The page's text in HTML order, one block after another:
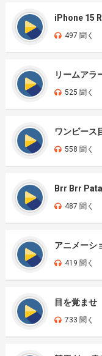
iPhone 15
497 聞く
リームアラ
525 聞く
ワンピース
558 聞く
Brr Brr
487 聞く
アニメーシ
419 聞く
目を覚ませ
733 聞く